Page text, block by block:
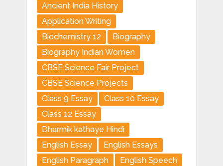
Ancient India History
Application Writing
Biochemistry 12
Biography
Biography Indian Women
CBSE Science Fair Project
CBSE Science Projects
Class 9 Essay
Class 10 Essay
Class 12 Essay
Dharmik kathaye Hindi
English Essay
English Essays
English Paragraph
English Speech